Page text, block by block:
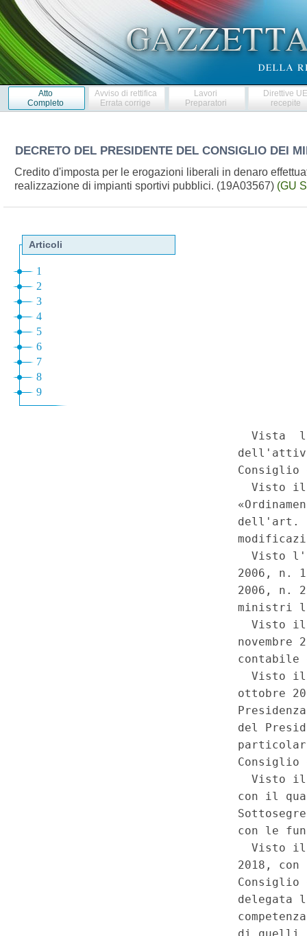
Atto
Completo
Avviso di rettifica
Errata corrige
Lavori
Preparatori
Direttive
recepite
DECRETO DEL PRESIDENTE DEL CONSIGLIO DEI
Credito d'imposta per le erogazioni liberali in denaro
realizzazione di impianti sportivi pubblici. (19A03567) (GU